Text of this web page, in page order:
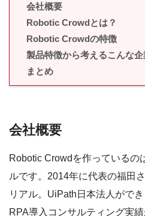
会社概要
Robotic Crowdとは？
Robotic Crowdの特徴
製品特徴から考えるこんな
まとめ
会社概要
Robotic Crowdを作っているの
ルです。2014年に代表の福田
リアル。UiPath日本法人がで
RPA導入コンサルティング実